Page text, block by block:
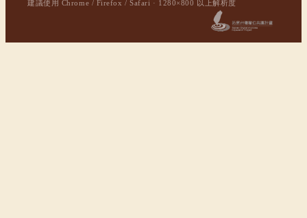
建議使用 Chrome / Firefox / Safari · 1280×800 以上解析度